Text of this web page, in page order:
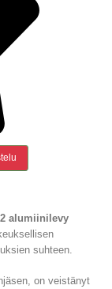
alumiinilevy
suhteen.
on veistänyt